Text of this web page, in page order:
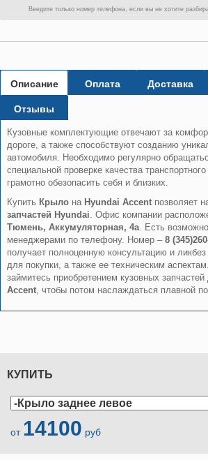
Введите только номер телефона, если вы не хотите
Описание Оплата Доставка
Отзывы
Кузовные комплектующие отвечают за
дороге, а также способствуют созданию
автомобиля. Необходимо регулярно
специальной проверке качества
грамотно обезопасить себя и близких.
Купить Крылона Hyundai Accentпозволяет
запчастей Hyundai. Офис компании
Тюмень, Аккумуляторная, 4а. Есть
менеджерами по телефону. Номер – 8
получает полноценную консультацию и
для покупки, а также ее техническим
займитесь приобретением кузовных запчастей
Accent, чтобы потом наслаждаться плавной
КУПИТЬ
от 14100 руб